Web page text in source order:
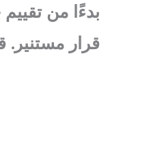
بدءًا من
قرار مستنير.